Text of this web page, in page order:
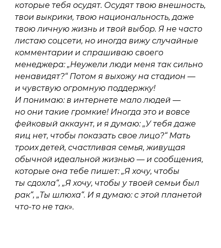
которые тебя осудят. Осудят твою внешность,
твои выкрики, твою национальность, даже
твою личную жизнь и твой выбор. Я не часто
листаю соцсети, но иногда вижу случайные
комментарии и спрашиваю своего
менеджера: „Неужели люди меня так сильно
ненавидят?“ Потом я выхожу на стадион —
и чувствую огромную поддержку!
И понимаю: в интернете мало людей —
но они такие громкие! Иногда это и вовсе
фейковый аккаунт, и я думаю: „У тебя даже
яиц нет, чтобы показать свое лицо?“ Мать
троих детей, счастливая семья, живущая
обычной идеальной жизнью — и сообщения,
которые она тебе пишет: „Я хочу, чтобы
ты сдохла“, „Я хочу, чтобы у твоей семьи был
рак“, „Ты шлюха“. И я думаю: с этой планетой
что-то не так».